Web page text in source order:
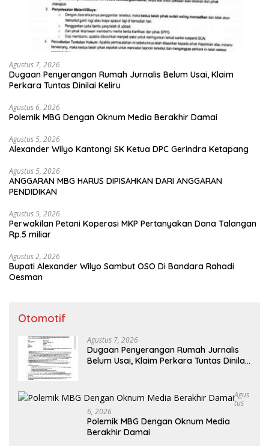
Agustus 7, 2026
Dugaan Penyerangan Rumah Jurnalis Belum Usai, Klaim
Perkara Tuntas Dinilai Keliru
Agustus 6, 2026
Polemik MBG Dengan Oknum Media Berakhir Damai
Agustus 5, 2026
Alexander Wilyo Kantongi SK Ketua DPC Gerindra Ketapang
Agustus 5, 2026
ANGGARAN MBG HARUS DIPISAHKAN DARI ANGGARAN
PENDIDIKAN
Agustus 5, 2026
Perwakilan Petani Koperasi MKP Pertanyakan Dana Talangan
Rp.5 miliar
Agustus 2, 2026
Bupati Alexander Wilyo Sambut OSO Di Bandara Rahadi
Oesman
Otomotif
Agustus 7, 2026
Dugaan Penyerangan Rumah Jurnalis
Belum Usai, Klaim Perkara Tuntas Dinilai
Agus
Tus
6, 2026
Polemik MBG Dengan Oknum Media
Berakhir Damai